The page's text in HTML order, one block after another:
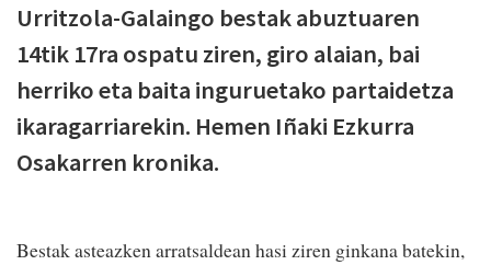
Urritzola-Galaingo bestak abuztuaren
14tik 17ra ospatu ziren, giro alaian, bai
herriko eta baita inguruetako partaidetza
ikaragarriarekin. Hemen Iñaki Ezkurra
Osakarren kronika.
Bestak asteazken arratsaldean hasi ziren ginkana batekin,